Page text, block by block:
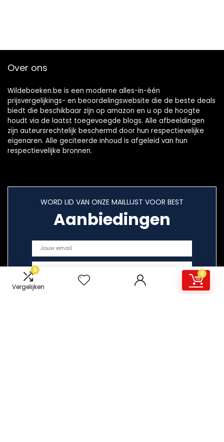
0
Vergelijken
0
Over ons
Wildeboeken.be is een moderne alles-in-één
prijsvergelijkings- en beoordelingswebsite die de beste deals
biedt die beschikbaar zijn op amazon en u op de hoogte
houdt via de laatst toegevoegde blogs. Alle afbeeldingen
zijn auteursrechtelijk beschermd door hun respectievelijke
eigenaren. Alle geciteerde inhoud is afgeleid van hun
respectievelijke bronnen.
WORD LID VAN ONZE MAILLIJST VOOR BEST
Aanbiedingen